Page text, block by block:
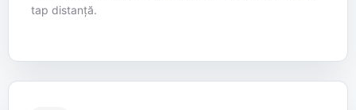
tap distanță.